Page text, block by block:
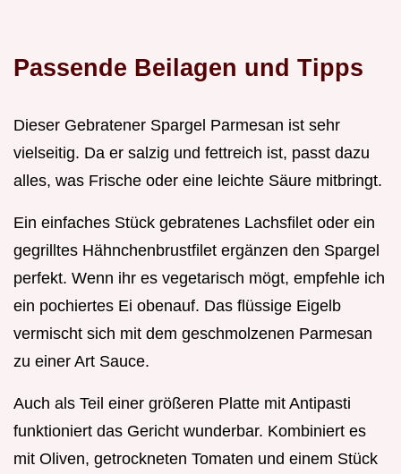
Passende Beilagen und Tipps
Dieser Gebratener Spargel Parmesan ist sehr
vielseitig. Da er salzig und fettreich ist, passt dazu
alles, was Frische oder eine leichte Säure mitbringt.
Ein einfaches Stück gebratenes Lachsfilet oder ein
gegrilltes Hähnchenbrustfilet ergänzen den Spargel
perfekt. Wenn ihr es vegetarisch mögt, empfehle ich
ein pochiertes Ei obenauf. Das flüssige Eigelb
vermischt sich mit dem geschmolzenen Parmesan
zu einer Art Sauce.
Auch als Teil einer größeren Platte mit Antipasti
funktioniert das Gericht wunderbar. Kombiniert es
mit Oliven, getrockneten Tomaten und einem Stück